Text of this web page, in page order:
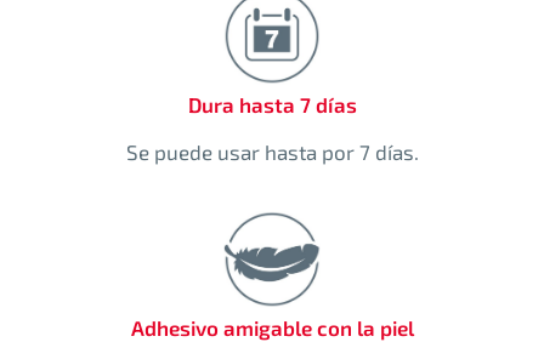
Dura hasta 7 días
Se puede usar hasta por 7 días.
Adhesivo amigable con la piel